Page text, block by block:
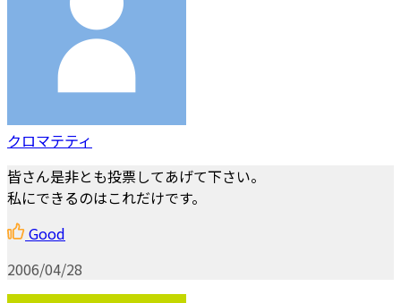
クロマテティ
皆さん是非とも投票してあげて下さい。
私にできるのはこれだけです。
Good
2006/04/28